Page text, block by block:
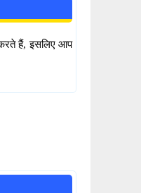
हैं, इसलिए आप